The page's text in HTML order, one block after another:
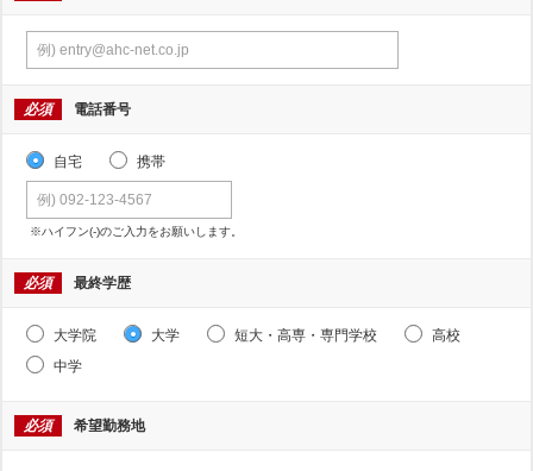
必須 電話番号
自宅 携帯
※ハイフン(-)のご入力をお願いします。
必須 最終学歴
大学院 大学 短大・高専・専門学校
高校
中学
必須 希望勤務地